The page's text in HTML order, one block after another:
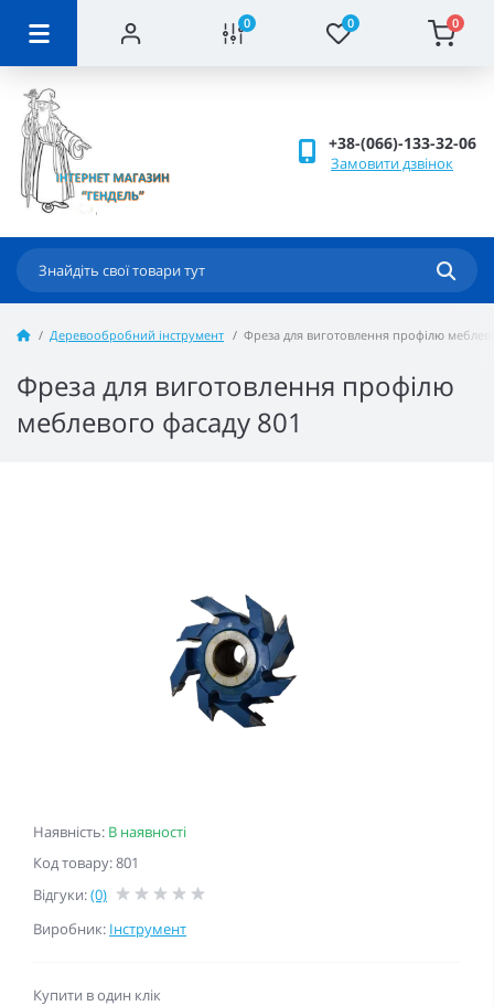
0 0 0
+38-(066)-133-32-06
Замовити дзвінок
Деревообробний інструмент Фреза для виготовлення профілю
Фреза для виготовлення профілю
меблевого фасаду 801
Наявність: В наявності
Код товару: 801
Відгуки:(0)
Виробник: Інструмент
Купити в один клік